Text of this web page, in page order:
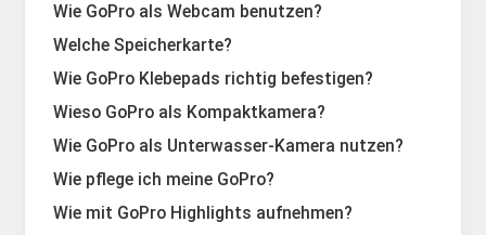
Wie GoPro als Webcam benutzen?
Welche Speicherkarte?
Wie GoPro Klebepads richtig befestigen?
Wieso GoPro als Kompaktkamera?
Wie GoPro als Unterwasser-Kamera nutzen?
Wie pflege ich meine GoPro?
Wie mit GoPro Highlights aufnehmen?